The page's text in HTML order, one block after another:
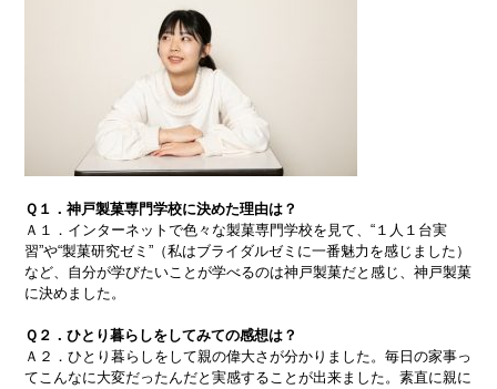
Ｑ１．神戸製菓専門学校に決めた理由は？
Ａ１．インターネットで色々な製菓専門学校を見て、“１人１台実
習”や“製菓研究ゼミ”（私はブライダルゼミに一番魅力を感じました）
など、自分が学びたいことが学べるのは神戸製菓だと感じ、神戸製菓
に決めました。
Ｑ２．ひとり暮らしをしてみての感想は？
Ａ２．ひとり暮らしをして親の偉大さが分かりました。毎日の家事っ
てこんなに大変だったんだと実感することが出来ました。素直に親に